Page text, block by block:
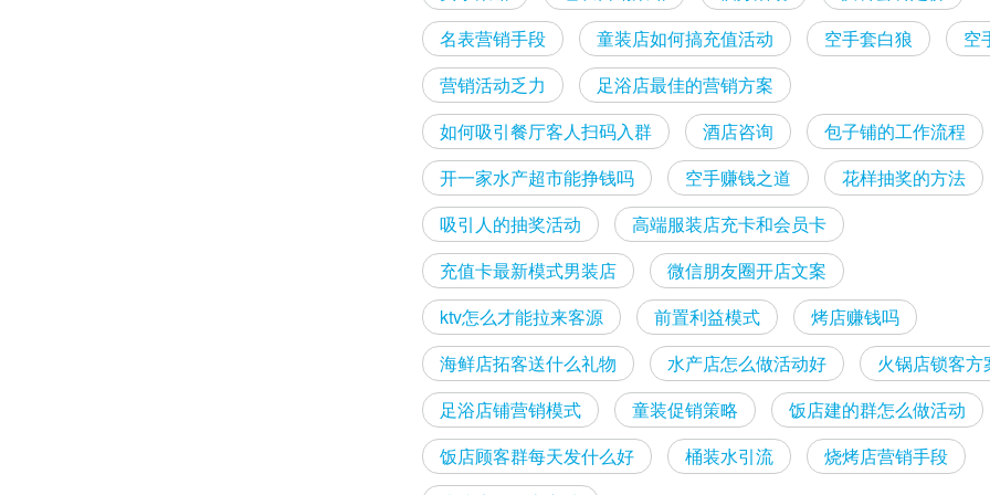
名表营销手段
童装店如何搞充值活动 空手套白狼
空
营销活动乏力
足浴店最佳的营销方案
如何吸引餐厅客人扫码入群
酒店咨询
包子铺的工作流程
开一家水产超市能挣钱吗
空手赚钱之道
花样抽奖的方法
吸引人的抽奖活动
高端服装店充卡和会员卡
充值卡最新模式男装店
微信朋友圈开店文案
ktv怎么才能拉来客源
前置利益模式
烤店赚钱吗
海鲜店拓客送什么礼物
水产店怎么做活动好
火锅店锁客方
足浴店铺营销模式
童装促销策略
饭店建的群怎么做活动
饭店顾客群每天发什么好
桶装水引流
烧烤店营销手段